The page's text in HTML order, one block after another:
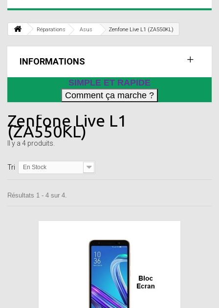
Réparations Asus Zenfone Live L1 (ZA550KL)
INFORMATIONS
SIMPLE ET RAPIDE
Zenfone Live L1
(ZA550KL)
Il y a 4 produits.
Tri En Stock
Résultats 1 - 4 sur 4.